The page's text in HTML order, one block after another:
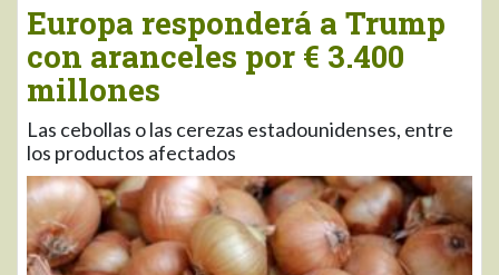
Europa responderá a Trump
con aranceles por € 3.400
millones
Las cebollas o las cerezas estadounidenses, entre
los productos afectados